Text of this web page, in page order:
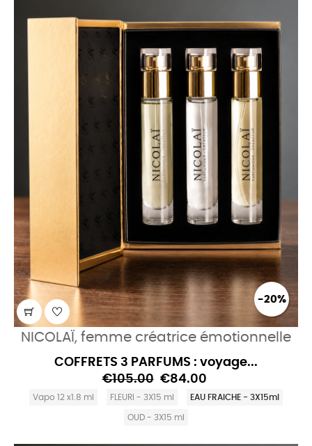
-20%
NICOLAÏ, femme créatrice émotionnelle
COFFRETS 3 PARFUMS : voyage...
€105.00 €84.00
Vapo 12 x1.8 ml FLEURI - 3X15 ml EAU FRAICHE - 3X15ml
OUD - 3X15 ml